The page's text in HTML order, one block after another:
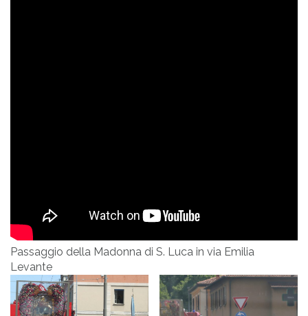
Passaggio della Madonna di S. Luca in via Emilia
Levante